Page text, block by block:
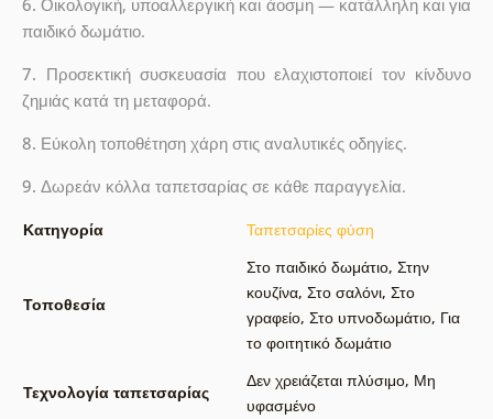
6.Οικολογική, υποαλλεργική και άοσμη — κατάλληλη και για
παιδικό δωμάτιο.
7. Προσεκτική συσκευασία που ελαχιστοποιεί τον κίνδυνο
ζημιάς κατά τη μεταφορά.
8. Εύκολη τοποθέτηση χάρη στις αναλυτικές οδηγίες.
9. Δωρεάν κόλλα ταπετσαρίας σε κάθε παραγγελία.
Κατηγορία Ταπετσαρίες φύση
Τοποθεσία
Στο παιδικό δωμάτιο, Στην
κουζίνα, Στο σαλόνι, Στο
γραφείο, Στο υπνοδωμάτιο, Για
το φοιτητικό δωμάτιο
Τεχνολογία ταπετσαρίας
Δεν χρειάζεται πλύσιμο, Μη
υφασμένο